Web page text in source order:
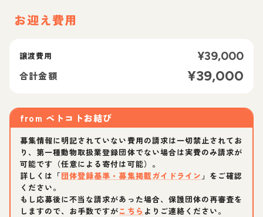
お迎え費用
譲渡費用 ¥39,000
合計金額 ¥39,000
from ペトコトお結び
募集情報に明記されていない費用の請求は一切禁止されてお
り、第一種動物取扱業登録団体でない場合は実費のみ請求が
可能です（任意による寄付は可能）。
詳しくは「団体登録基準・募集掲載ガイドライン 」をご確認
ください。
もし応募後に不当な請求があった場合、保護団体の再審査を
しますので、お手数ですがこちら よりご連絡ください。